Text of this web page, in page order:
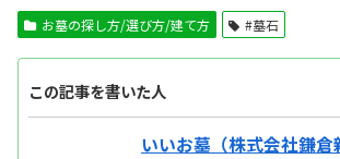
学予約・お墓の相談はすべて無料。墓石建立から
永代供養墓・樹木葬・納骨堂など区画タイプ別の
費用...
お墓の探し方/選び方/建て方 #墓石
この記事を書いた人
いいお墓（株式会社鎌倉